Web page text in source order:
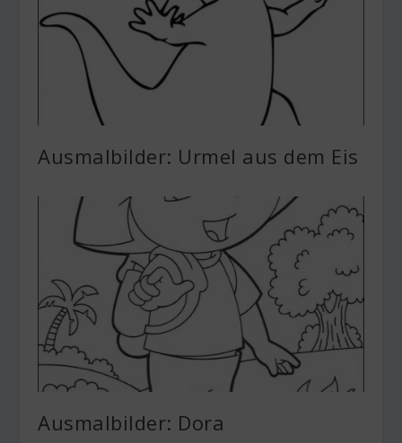
Ausmalbilder: Urmel aus dem Eis
Ausmalbilder: Dora